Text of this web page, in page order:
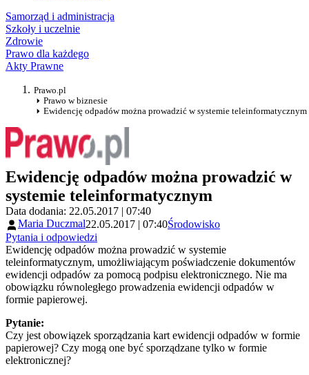
Samorząd i administracja
Szkoły i uczelnie
Zdrowie
Prawo dla każdego
Akty Prawne
Prawo.pl
Prawo w biznesie
Ewidencję odpadów można prowadzić w systemie teleinformatycznym
Ewidencję odpadów można prowadzić w
systemie teleinformatycznym
Data dodania: 22.05.2017 | 07:40
Maria Duczmal22.05.2017 | 07:40Środowisko
Pytania i odpowiedzi
Ewidencję odpadów można prowadzić w systemie
teleinformatycznym, umożliwiającym poświadczenie dokumentów
ewidencji odpadów za pomocą podpisu elektronicznego. Nie ma
obowiązku równoległego prowadzenia ewidencji odpadów w
formie papierowej.
Pytanie:
Czy jest obowiązek sporządzania kart ewidencji odpadów w formie
papierowej? Czy mogą one być sporządzane tylko w formie
elektronicznej?